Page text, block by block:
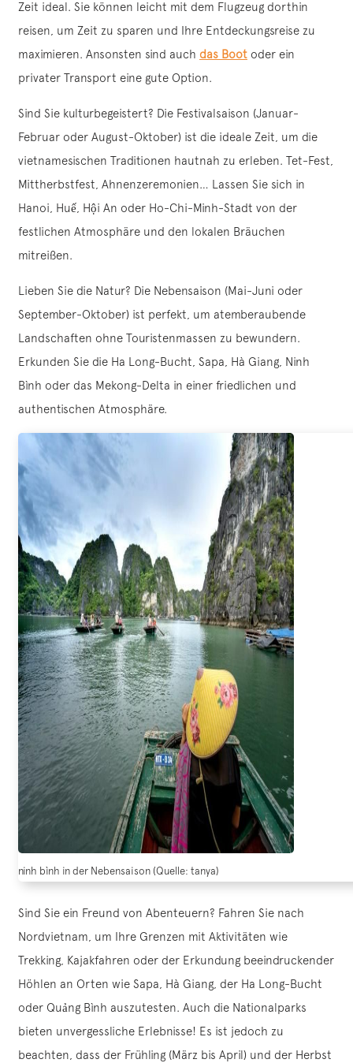
Zeit ideal. Sie können leicht mit dem Flugzeug dorthin
reisen, um Zeit zu sparen und Ihre Entdeckungsreise zu
maximieren. Ansonsten sind auch das Boot oder ein
privater Transport eine gute Option.
Sind Sie kulturbegeistert? Die Festivalsaison (Januar-
Februar oder August-Oktober) ist die ideale Zeit, um die
vietnamesischen Traditionen hautnah zu erleben. Tet-Fest,
Mittherbstfest, Ahnenzeremonien… Lassen Sie sich in
Hanoi, Huế, Hội An oder Ho-Chi-Minh-Stadt von der
festlichen Atmosphäre und den lokalen Bräuchen
mitreißen.
Lieben Sie die Natur? Die Nebensaison (Mai-Juni oder
September-Oktober) ist perfekt, um atemberaubende
Landschaften ohne Touristenmassen zu bewundern.
Erkunden Sie die Ha Long-Bucht, Sapa, Hà Giang, Ninh
Bình oder das Mekong-Delta in einer friedlichen und
authentischen Atmosphäre.
ninh bình in der Nebensaison (Quelle: tanya)
Sind Sie ein Freund von Abenteuern? Fahren Sie nach
Nordvietnam, um Ihre Grenzen mit Aktivitäten wie
Trekking, Kajakfahren oder der Erkundung beeindruckender
Höhlen an Orten wie Sapa, Hà Giang, der Ha Long-Bucht
oder Quảng Bình auszutesten. Auch die Nationalparks
bieten unvergessliche Erlebnisse! Es ist jedoch zu
beachten, dass der Frühling (März bis April) und der Herbst